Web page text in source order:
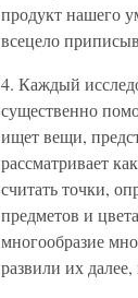
продукт нашего
всецело
4. Каждый
существенно
ищет вещи,
рассматривает
считать точки,
предметов и
многообразие
развили их